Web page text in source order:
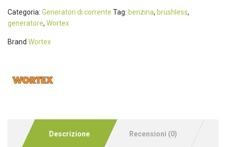
Categoria: Generatori di corrente Tag: benzina, brushless,
generatore, Wortex
Brand Wortex
Descrizione Recensioni (0)